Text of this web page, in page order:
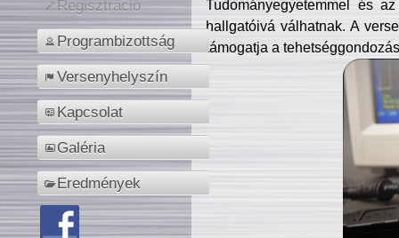
Regisztráció
Programbizottság
Versenyhelyszín
Kapcsolat
Galéria
Eredmények
Tudományegyetemmel és
hallgatóivá válhatnak. A
támogatja a